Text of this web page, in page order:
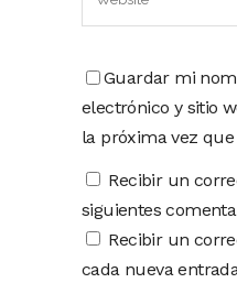
Guardar mi
electrónico y sitio
la próxima vez
Recibir un
siguientes
Recibir un
cada nueva